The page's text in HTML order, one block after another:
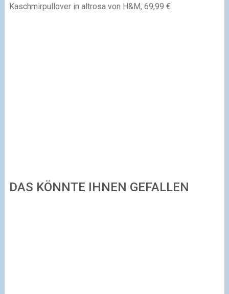
Kaschmirpullover in altrosa von H&M, 69,99 €
DAS KÖNNTE IHNEN GEFALLEN